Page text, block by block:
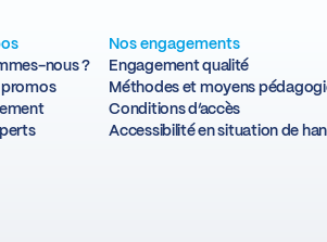
nous ?
Nos engagements
Engagement qualité
Méthodes et moyens
Conditions d’accès
Accessibilité en situation de